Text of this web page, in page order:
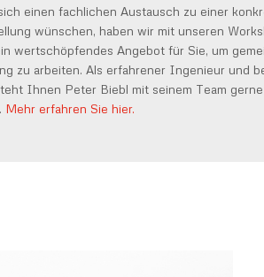
einen fachlichen Austausch zu einer
wünschen, haben wir mit unseren
wertschöpfendes Angebot für Sie, um
zu arbeiten. Als erfahrener Ingenieur und
Ihnen Peter Biebl mit seinem Team
Mehr erfahren Sie hier.